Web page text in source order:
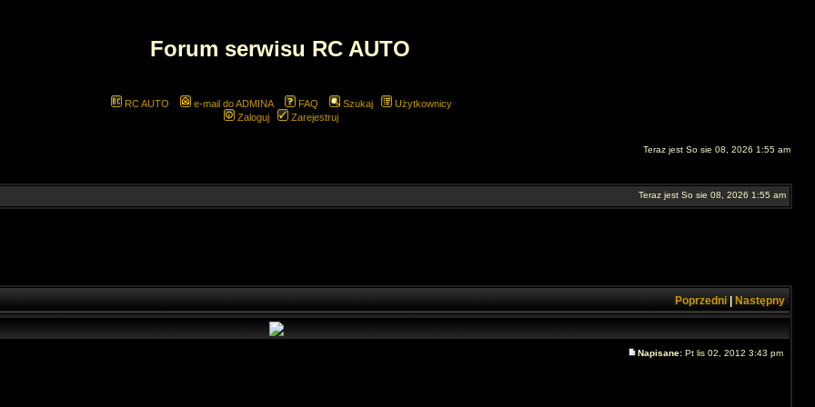
Forum serwisu RC AUTO
RC AUTO e-mail do ADMINA FAQ Szukaj
Użytkownicy
Zaloguj
Zarejestruj
Teraz jest So sie 08, 2026 1:55 am
Teraz jest So sie 08, 2026 1:55 am
Poprzedni Następny
Napisane: Pt lis 02, 2012 3:43 pm